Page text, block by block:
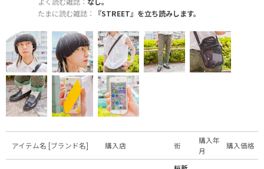
たまに読む雑誌：
『STREET』を立ち読みします。
アイテム名 [ブランド名] 購入店 街
購入年
月
購入価格